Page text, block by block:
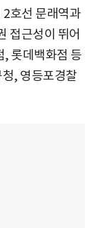
호선 문래역과
접근성이 뛰어
, 롯데백화점 등
, 영등포경찰